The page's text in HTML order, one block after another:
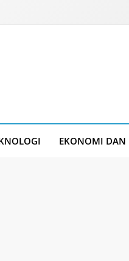
EKONOMI DAN